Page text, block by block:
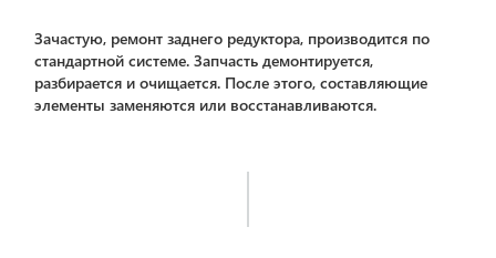
Зачастую, ремонт заднего редуктора, производится по
стандартной системе. Запчасть демонтируется,
разбирается и очищается. После этого, составляющие
элементы заменяются или восстанавливаются.